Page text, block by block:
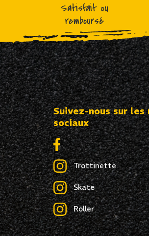
Satisfait ou
remboursé
Suivez-nous sur les
sociaux
Trottinette
Skate
Roller